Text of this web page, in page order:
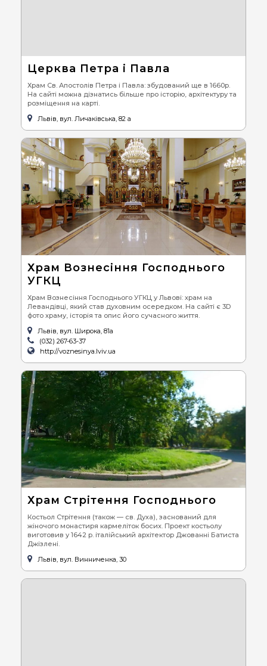
Церква Петра і Павла
Храм Св. Апостолів Петра і Павла: збудований ще в 1660р.
На сайті можна дізнатись більше про історію, архітектуру та
розміщення на карті.
Львів, вул. Личаківська, 82 a
Храм Вознесіння Господнього
УГКЦ
Храм Вознесіння Господнього УГКЦ у Львові: храм на
Левандівці, який став духовним осередком. На сайті є 3D
фото храму, історія та опис його сучасного життя.
Львів, вул. Широка, 81а
(032) 267-63-37
http://voznesinya.lviv.ua
Храм Стрітення Господнього
Костьол Стрітення (також — св. Духа), заснований для
жіночого монастиря кармеліток босих. Проект костьолу
виготовив у 1642 р. італійський архітектор Джованні Батиста
Джізлені.
Львів, вул. Винниченка, 30